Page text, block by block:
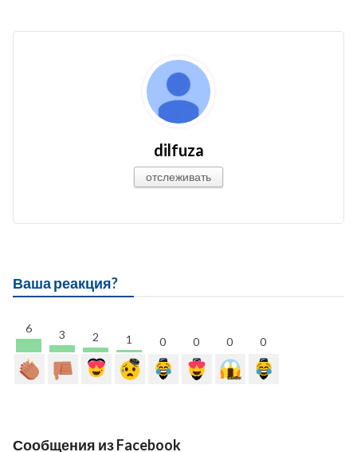
dilfuza
отслеживать
Ваша реакция?
6 3 2 1 0 0 0 0
Сообщения из Facebook